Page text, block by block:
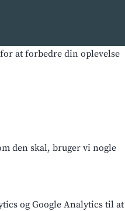
at forbedre din oplevelse
den skal, bruger vi nogle
og Google Analytics til at